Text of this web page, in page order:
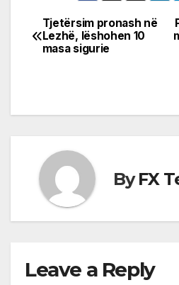
Post
navigation
Tjetërsim pronash në
Lezhë, lëshohen 10
masa sigurie
ByFX
Leave a Reply